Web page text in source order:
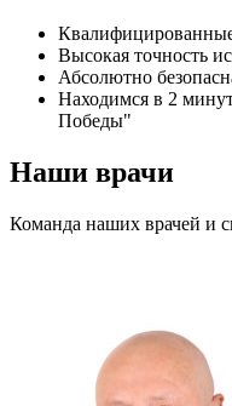
Высокая точность
Абсолютно
Находимся в 2
Победы"
Наши врачи
Команда наших врачей и